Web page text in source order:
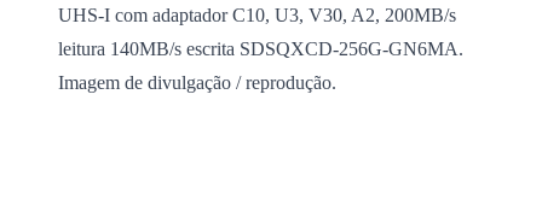
UHS-I com adaptador C10, U3, V30, A2, 200MB/s
leitura 140MB/s escrita SDSQXCD-256G-GN6MA.
Imagem de divulgação / reprodução.